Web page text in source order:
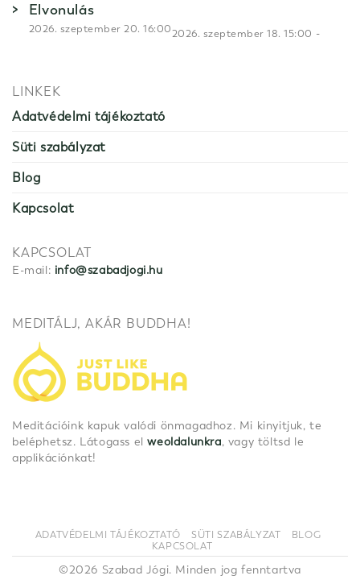
Elvonulás
2026. szeptember 18. 15:00 -
2026. szeptember 20. 16:00
LINKEK
Adatvédelmi tájékoztató
Süti szabályzat
Blog
Kapcsolat
KAPCSOLAT
E-mail: info@szabadjogi.hu
MEDITÁLJ, AKÁR BUDDHA!
Meditációink kapuk valódi önmagadhoz. Mi kinyitjuk, te
beléphetsz. Látogass elweoldalunkra, vagy töltsd le
applikációnkat!
ADATVÉDELMI TÁJÉKOZTATÓ SÜTI SZABÁLYZAT
BLOG
KAPCSOLAT
©2026 Szabad Jógi. Minden jog fenntartva